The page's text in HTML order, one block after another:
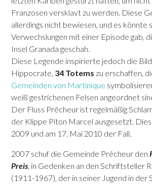
Franzosen versklavt zu werden. Diese
allerdings nicht bewiesen, und es könnte
Verwechslungen mit einer Episode gab,
Insel Granada geschah.
Diese Legende inspirierte jedoch die
Hippocrate, 34 Totems zu erschaffen,
Gemeinden von Martinique
weiß gestrichenen Felsen angeordnet
Der Fluss Prêcheur ist regelmäßig
der Klippe Piton Marcel ausgesetzt.
2009 und am 17. Mai 2010 der Fall.
2007 schuf die Gemeinde Prêcheur den
Preis , in Gedenken an den Schriftsteller
(1911-1967), der in seiner Jugend in der